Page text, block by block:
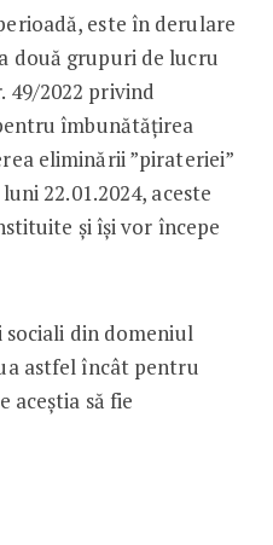
este în derulare
două grupuri de lucru
49/2022 privind
îmbunătățirea
eliminării ”pirateriei”
22.01.2024, aceste
și își vor începe
din domeniul
astfel încât pentru
aceștia să fie